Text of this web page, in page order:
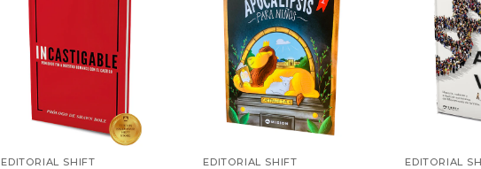
EDITORIAL SHIFT EDITORIAL SHIFT EDITORIAL